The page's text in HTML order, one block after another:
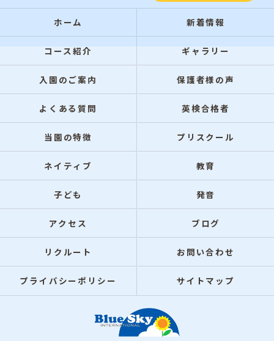
ホーム 新着情報
コース紹介 ギャラリー
入園のご案内 保護者様の声
よくある質問 英検合格者
当園の特徴 プリスクール
ネイティブ 教育
子ども 発音
アクセス ブログ
リクルート お問い合わせ
プライバシーポリシー サイトマップ